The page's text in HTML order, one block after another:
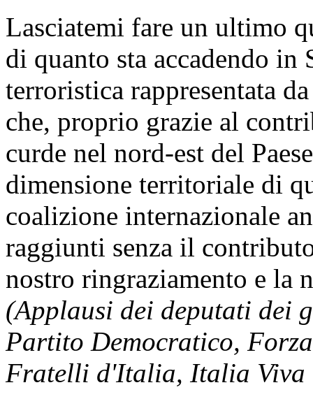
Lasciatemi fare un ultimo
di quanto sta accadendo
terroristica rappresentata
che, proprio grazie al
curde nel nord-est del
dimensione territoriale di
coalizione internazionale
raggiunti senza il
nostro ringraziamento e la
(Applausi dei deputati dei
Partito Democratico,
Fratelli d'Italia, Italia Viva